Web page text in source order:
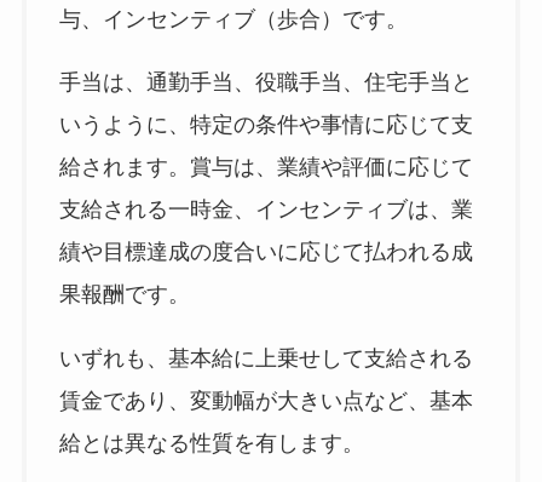
与、インセンティブ（歩合）です。
手当は、通勤手当、役職手当、住宅手当と
いうように、特定の条件や事情に応じて支
給されます。賞与は、業績や評価に応じて
支給される一時金、インセンティブは、業
績や目標達成の度合いに応じて払われる成
果報酬です。
いずれも、基本給に上乗せして支給される
賃金であり、変動幅が大きい点など、基本
給とは異なる性質を有します。